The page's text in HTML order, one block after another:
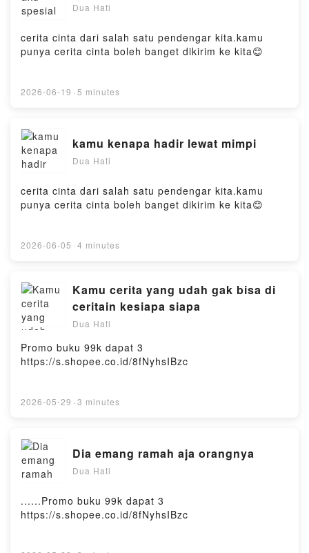
Dua Hati
cerita cinta dari salah satu pendengar kita.kamu
punya cerita cinta boleh banget dikirim ke kita😊
2026-06-19 · 5 minutes
kamu kenapa hadir lewat mimpi
Dua Hati
cerita cinta dari salah satu pendengar kita.kamu
punya cerita cinta boleh banget dikirim ke kita😊
2026-06-05 · 4 minutes
Kamu cerita yang udah gak bisa di
ceritain kesiapa siapa
Dua Hati
Promo buku 99k dapat 3
https://s.shopee.co.id/8fNyhsIBzc
2026-05-29 · 3 minutes
Dia emang ramah aja orangnya
Dua Hati
......Promo buku 99k dapat 3
https://s.shopee.co.id/8fNyhsIBzc